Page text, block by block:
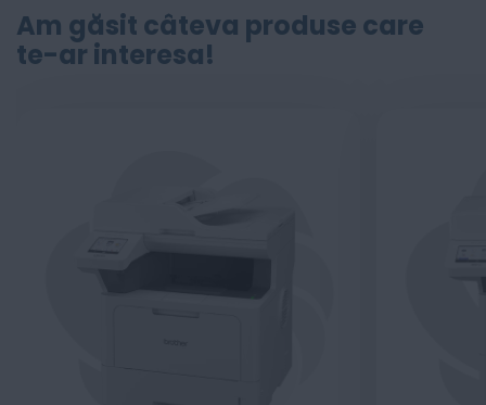
Am găsit câteva produse care
te-ar interesa!